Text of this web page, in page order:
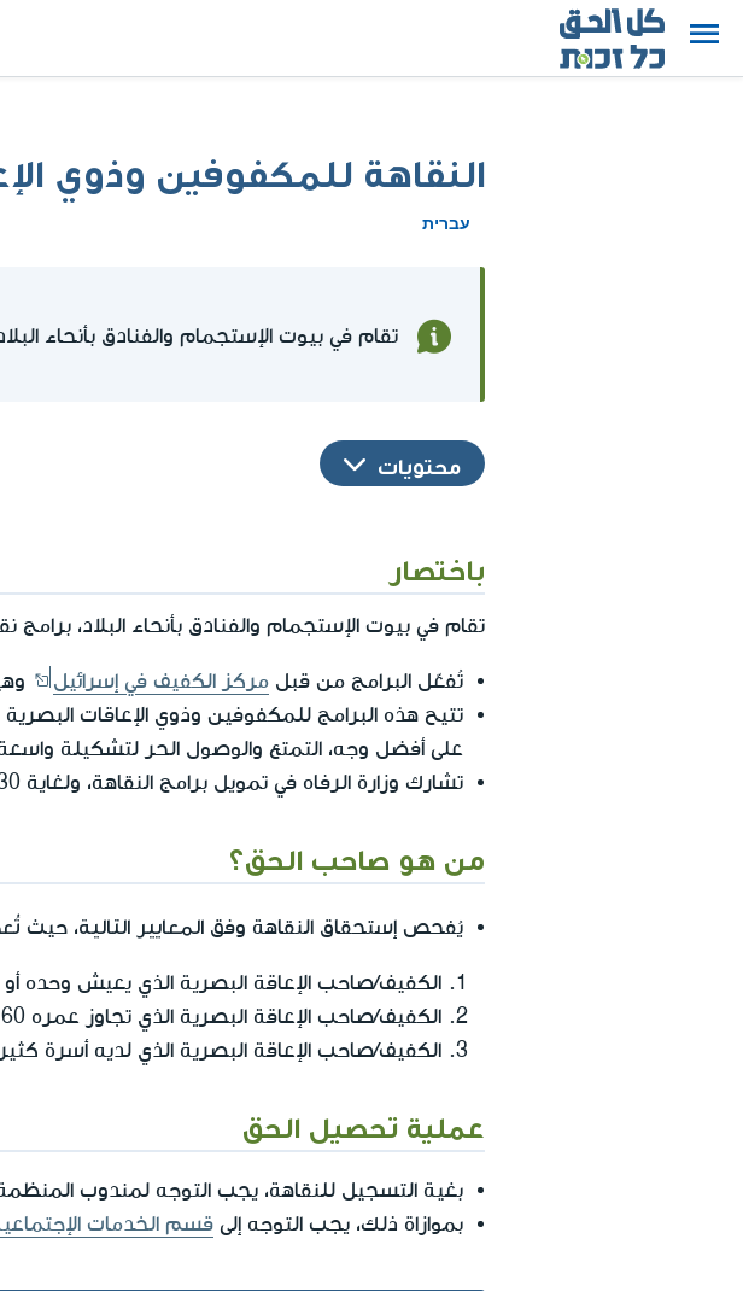
النقاهة للمكفوفين وذوي
עברית
تقام في بيوت الإستجمام والفنادق بأنحاء
محتويات
باختصار
تقام في بيوت الإستجمام والفنادق بأنحاء البلاد،
تُفعّل البرامج من قبل مركز الكفيف في إسرائيل
تتيح هذه البرامج للمكفوفين وذوي الإعاقات
على أفضل وجه، التمتع والوصول الحر لتشكيلة
تشارك وزارة الرفاه في تمويل برامج النقاهة، ولغاية 30% من تكلفة النقاهة.
من هو صاحب الحق؟
يُفحص إستحقاق النقاهة وفق المعايير التالية، حيث
الكفيف/صاحب الإعاقة البصرية الذي يعيش وحده
الكفيف/صاحب الإعاقة البصرية الذي تجاوز عمره 60 عاماً.
الكفيف/صاحب الإعاقة البصرية الذي لديه أسرة كثيرة الأولاد (على
عملية تحصيل الحق
بغية التسجيل للنقاهة، يجب التوجه لمندوب
بموازاة ذلك، يجب التوجه إلى قسم الخدمات